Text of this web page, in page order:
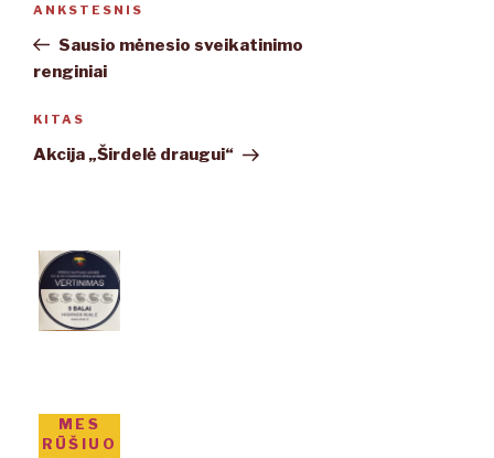
įrašų
Ankstesnis
įrašas
ANKSTESNIS
Sausio mėnesio sveikatinimo
renginiai
Kitas
įrašas
KITAS
Akcija „Širdelė draugui“
MES
RŪŠIUO